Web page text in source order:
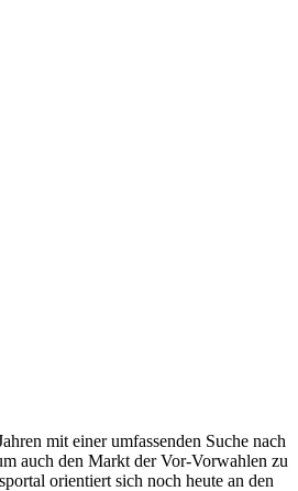
mit einer umfassenden Suche nach
auch den Markt der Vor-Vorwahlen zu
orientiert sich noch heute an den